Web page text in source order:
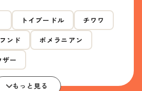
トイプードル チワワ
ンド ポメラニアン
ザー
もっと見る